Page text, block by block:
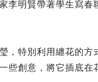
李明賢帶著學生寫春
，特別利用纏花的方
些創意，將它插底在